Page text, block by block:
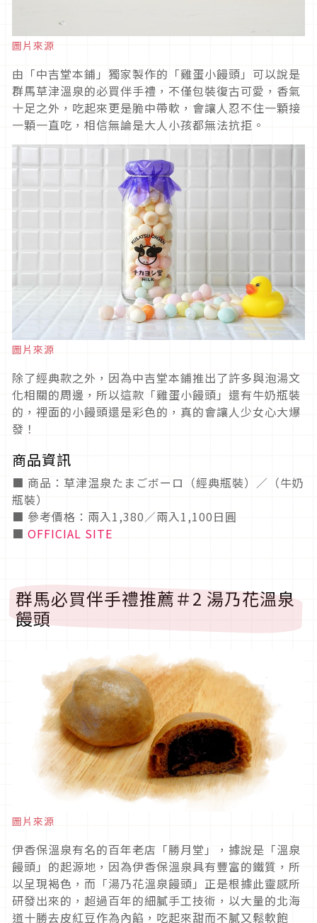
圖片來源
由「中吉堂本鋪」獨家製作的「雞蛋小饅頭」可以說是
群馬草津溫泉的必買伴手禮，不僅包裝復古可愛，香氣
十足之外，吃起來更是脆中帶軟，會讓人忍不住一顆接
一顆一直吃，相信無論是大人小孩都無法抗拒。
圖片來源
除了經典款之外，因為中吉堂本鋪推出了許多與泡湯文
化相關的周邊，所以這款「雞蛋小饅頭」還有牛奶瓶裝
的，裡面的小饅頭還是彩色的，真的會讓人少女心大爆
發！
商品資訊
■ 商品：草津温泉たまごボーロ（經典瓶裝）／（牛奶
瓶裝）
■ 參考價格：兩入1,380／兩入1,100日圓
■ OFFICIAL SITE
群馬必買伴手禮推薦＃2 湯乃花溫泉
饅頭
圖片來源
伊香保溫泉有名的百年老店「勝月堂」，據說是「溫泉
饅頭」的起源地，因為伊香保溫泉具有豐富的鐵質，所
以呈現褐色，而「湯乃花溫泉饅頭」正是根據此靈感所
研發出來的，超過百年的細膩手工技術，以大量的北海
道十勝去皮紅豆作為內餡，吃起來甜而不膩又鬆軟飽